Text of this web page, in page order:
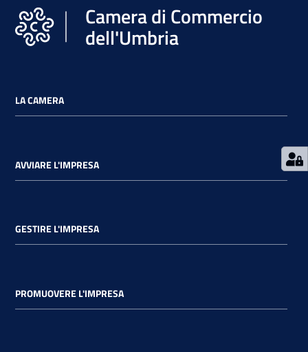
Seguici
su
Camera di Commercio
dell'Umbria
LA CAMERA
AVVIARE L'IMPRESA
GESTIRE L'IMPRESA
PROMUOVERE L'IMPRESA